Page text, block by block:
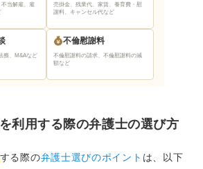
不当解雇、雇
売掛金、残業代、家賃、養育費・慰
謝料、キャンセル代など
務、M&Aなど
不倫慰謝料
不倫慰謝料の請求、不倫慰謝料の減
額など
利用する際の弁護士の選び方
する際の弁護士選びのポイント は、以下